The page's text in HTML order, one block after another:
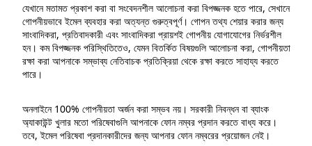
যেখানে মতামত প্রকাশ করা বা সংবেদনশীল আলোচনা করা বিপজ্জনক হতে পারে, সেখানে
গোপনীয়ভাবে ইমেল ব্যবহার করা অত্যন্ত গুরুত্বপূর্ণ। গোপন তথ্য শেয়ার করার জন্য
সাংবাদিকরা, প্রতিবাদকারী এবং সাংবাদিকরা প্রায়শই গোপনীয় যোগাযোগের নির্ভরশীল
হন। কম বিপজ্জনক পরিস্থিতিতেও, যেমন বিতর্কিত বিষয়গুলি আলোচনা করা, গোপনীয়তা
রক্ষা করা আপনাকে সম্ভাব্য নেতিবাচক প্রতিক্রিয়া থেকে রক্ষা করতে সাহায্য করতে
পারে।
অনলাইনে 100% গোপনীয়তা অর্জন করা সম্ভব নয়। সরকারী নিবন্ধন বা ব্যাংক
অ্যাকাউন্ট খুলার মতো পরিষেবাগুলি আপনাকে ফোন নম্বর প্রদান করতে বাধ্য করে।
তবে, ইমেল পরিষেবা প্রদানকারীদের জন্য আপনার ফোন নম্বরের প্রয়োজন নেই।